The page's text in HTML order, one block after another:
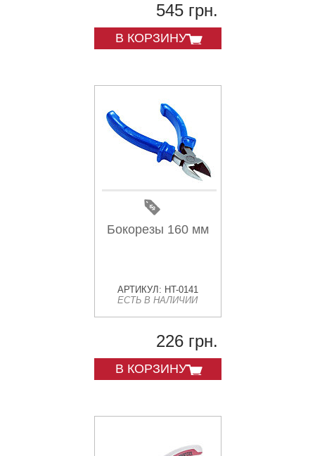
545 грн.
В КОРЗИНУ
Бокорезы 160 мм
АРТИКУЛ: HT-0141
ЕСТЬ В НАЛИЧИИ
226 грн.
В КОРЗИНУ